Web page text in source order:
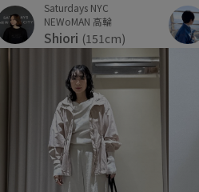
Saturdays NYC
NEWoMAN 高輪
Shiori (151cm)